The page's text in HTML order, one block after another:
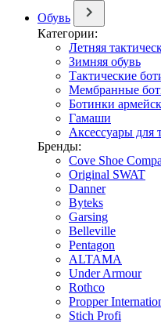
Обувь
Категории:
Летняя
Зимняя обувь
Тактические
Мембранные
Ботинки
Гамаши
Аксессуары для
Бренды:
Cove Shoe
Original SWAT
Danner
Byteks
Garsing
Belleville
Pentagon
ALTAMA
Under Armour
Rothco
Propper
Stich Profi